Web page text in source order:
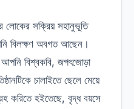
লোকের সক্রিয় সহানুভূতি
বিলক্ষণ অবগত আছেন।
বিশ্বকবি, জগৎজোড়া
চালাইতে ছেলে মেয়ে
করিতে হইতেছে, বৃদ্ধ বয়সে